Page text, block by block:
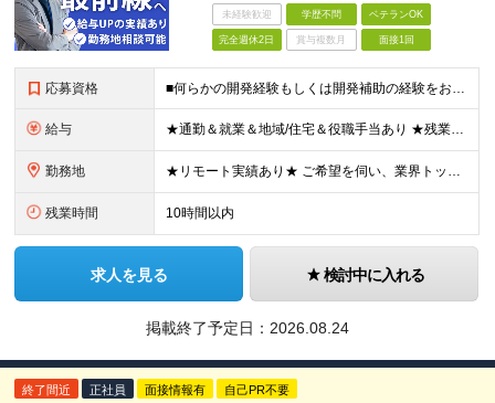
未経験歓迎 学歴不問 ベテランOK
完全週休2日 賞与複数月 面接1回
応募資格 ■何らかの開発経験もしくは開発補助の経験をお持ちの方 ■学歴不問 ★ブランクのある方、地方在住の方も大歓迎です！
給与 ★通勤＆就業＆地域/住宅＆役職手当あり ★残業代は全額支給 ★選べる給与制度あり！ ★東京・神奈川・千葉・埼玉勤務の場合 月給23.5万円～55万円＋諸手当 （残業代は全額支給） (20,000円の
勤務地 ★リモート実績あり★ ご希望を伺い、業界トップクラス約7,000件の取引事業所数、90,000件以上のプロジェクトから検討をいたします。 全国の取引先での就業となります（沖縄を除く） ※勤務地
残業時間 10時間以内
求人を見る 検討中に入れる
掲載終了予定日： 2026.08.24
終了間近 正社員 面接情報有 自己PR不要